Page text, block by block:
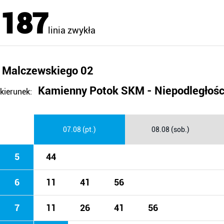
187 linia zwykła
Malczewskiego 02
kierunek: Kamienny Potok SKM -
07.08 (pt.) 08.08 (sob.)
5 44
6 11 41 56
7 11 26 41 56